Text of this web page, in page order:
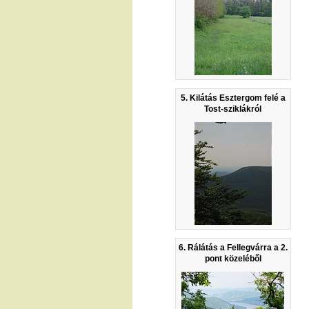
5. Kilátás Esztergom felé a
Tost-sziklákról
6. Rálátás a Fellegvárra a 2.
pont közeléből